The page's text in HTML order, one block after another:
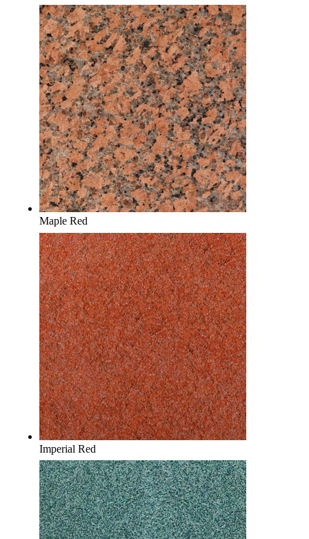
Maple Red
Imperial Red